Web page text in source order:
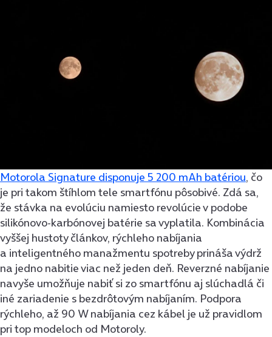
Motorola Signature disponuje 5 200 mAh batériou, čo
je pri takom štíhlom tele smartfónu pôsobivé. Zdá sa,
že stávka na evolúciu namiesto revolúcie v podobe
silikónovo-karbónovej batérie sa vyplatila. Kombinácia
vyššej hustoty článkov, rýchleho nabíjania
a inteligentného manažmentu spotreby prináša výdrž
na jedno nabitie viac než jeden deň. Reverzné nabíjanie
navyše umožňuje nabiť si zo smartfónu aj slúchadlá či
iné zariadenie s bezdrôtovým nabíjaním. Podpora
rýchleho, až 90 W nabíjania cez kábel je už pravidlom
pri top modeloch od Motoroly.